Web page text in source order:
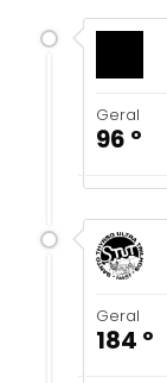
Geral
96 º
Geral
184 º